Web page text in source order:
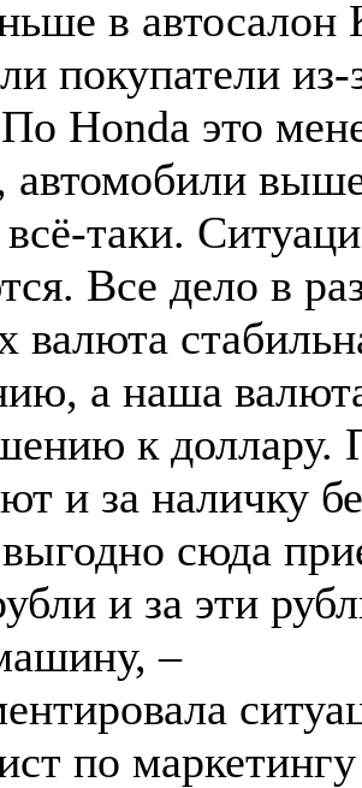
в автосалон
покупатели из-
Honda это
автомобили
таки.
Все дело в
валюта
а наша
к доллару.
и за наличку
сюда
и за эти
–
по маркетингу